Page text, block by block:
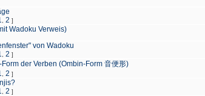
2 ]
Wadoku Verweis)
von Wadoku
2 ]
der Verben (Ombin-Form 音便形)
2 ]
2 ]